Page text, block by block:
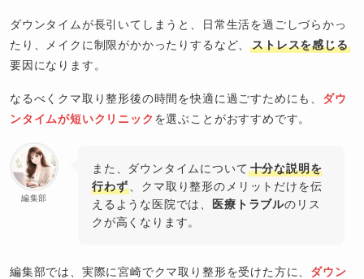
ダウンタイムが長引いてしまうと、日常生活を過ごしづらかっ
たり、メイクに制限がかかったりするなど、ストレスを感じる
要因になります。
なるべくクマ取り整形後の時間を快適に過ごすためにも、 ダウ
ンタイムが短いクリニック を選ぶことがおすすめです。
編集部
また、ダウンタイムについて 十分な説明を
行わず、クマ取り整形のメリットだけを伝
えるような医院では、
医療トラブルのリス
クが高くなります。
編集部では、実際に宮崎でクマ取り整形を受けた方に、 ダウン